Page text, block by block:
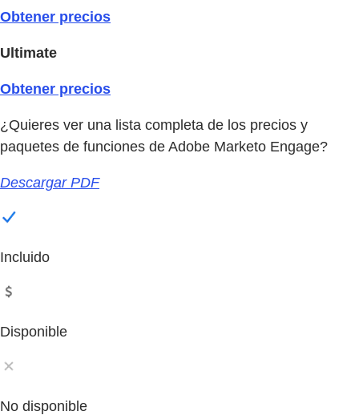
Obtener precios
Ultimate
Obtener precios
¿Quieres ver una lista completa de los precios y
paquetes de funciones de Adobe Marketo Engage?
Descargar PDF
Incluido
Disponible
No disponible